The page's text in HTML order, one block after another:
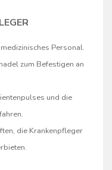
Personal.
zum Befestigen an
und die
die Krankenpfleger